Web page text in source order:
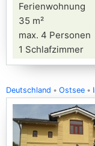
Ferienwohnung
35 m²
max. 4 Personen
1 Schlafzimmer
Deutschland Ostsee